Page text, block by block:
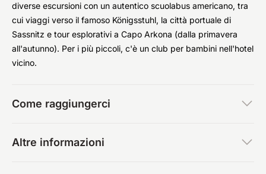
diverse escursioni con un autentico scuolabus americano, tra
cui viaggi verso il famoso Königsstuhl, la città portuale di
Sassnitz e tour esplorativi a Capo Arkona (dalla primavera
all'autunno). Per i più piccoli, c'è un club per bambini nell'hotel
vicino.
Come raggiungerci
Altre informazioni